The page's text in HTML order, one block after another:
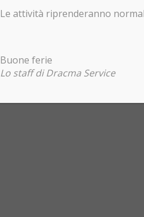
Le attività riprenderanno
Buone ferie
Lo staff di Dracma Service